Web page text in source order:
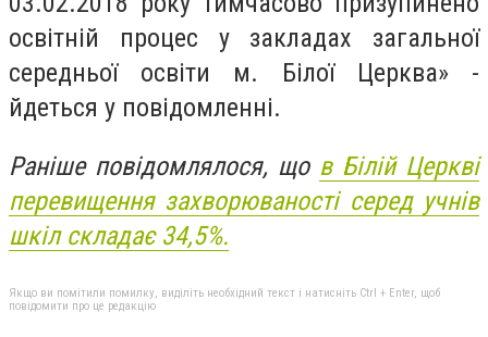
освітній процес у закладах загальної
середньої освіти м. Білої Церква» -
йдеться у повідомленні.
Раніше повідомлялося, що в Білій Церкві
перевищення захворюваності серед учнів
шкіл складає 34,5%.
Якщо ви помітили помилку, виділіть необхідний текст і натисніть Ctrl + Enter, щоб
повідомити про це редакцію